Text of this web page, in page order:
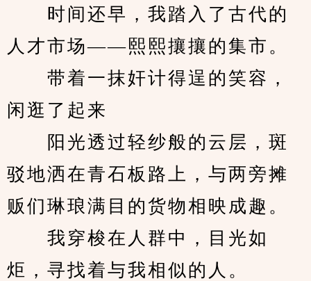
时间还早，我踏入了古代的
人才市场——熙熙攘攘的集市。
带着一抹奸计得逞的笑容，
闲逛了起来
阳光透过轻纱般的云层，斑
驳地洒在青石板路上，与两旁摊
贩们琳琅满目的货物相映成趣。
我穿梭在人群中，目光如
炬，寻找着与我相似的人。